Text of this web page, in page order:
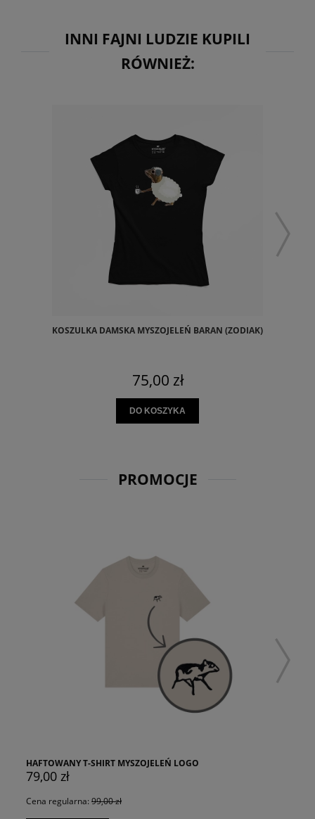
INNI FAJNI LUDZIE KUPILI
RÓWNIEŻ:
KOSZULKA DAMSKA MYSZOJELEŃ BARAN (ZODIAK)
75,00 zł
DO KOSZYKA
PROMOCJE
HAFTOWANY T-SHIRT MYSZOJELEŃ LOGO
79,00 zł
Cena regularna: 99,00 zł